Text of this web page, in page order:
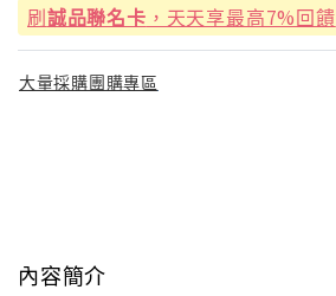
刷誠品聯名卡 ，天天享最高7%回饋
大量採購團購專區
內容簡介